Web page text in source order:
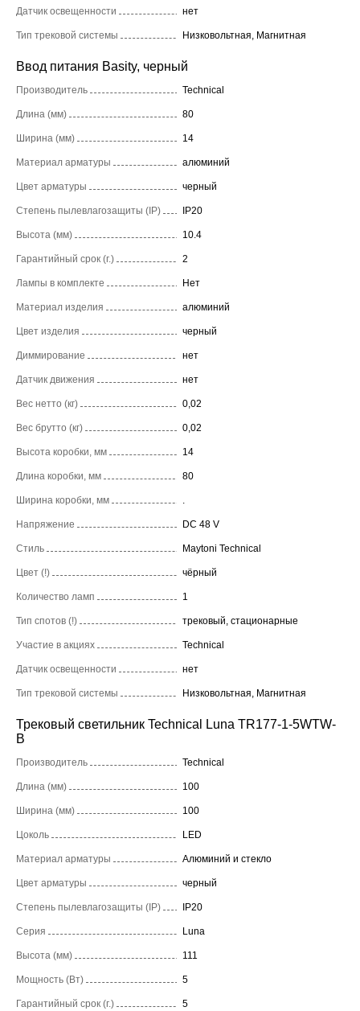
Датчик освещенности нет
Тип трековой системы Низковольтная, Магнитная
Ввод питания Basity, черный
Производитель Technical
Длина (мм) 80
Ширина (мм) 14
Материал арматуры алюминий
Цвет арматуры черный
Степень пылевлагозащиты (IP) IP20
Высота (мм) 10.4
Гарантийный срок (г.) 2
Лампы в комплекте Нет
Материал изделия алюминий
Цвет изделия черный
Диммирование нет
Датчик движения нет
Вес нетто (кг) 0,02
Вес брутто (кг) 0,02
Высота коробки, мм 14
Длина коробки, мм 80
Ширина коробки, мм
Напряжение DC 48 V
Стиль Maytoni Technical
Цвет (!) чёрный
Количество ламп 1
Тип спотов (!) трековый, стационарные
Участие в акциях Technical
Датчик освещенности нет
Тип трековой системы Низковольтная, Магнитная
Трековый светильник Technical Luna TR177-1-5WTW-
B
Производитель Technical
Длина (мм) 100
Ширина (мм) 100
Цоколь LED
Материал арматуры Алюминий и стекло
Цвет арматуры черный
Степень пылевлагозащиты (IP) IP20
Серия Luna
Высота (мм) 111
Мощность (Вт) 5
Гарантийный срок (г.) 5